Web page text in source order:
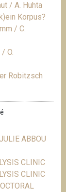
/ A. Huhta
Korpus?
/ C.
O.
Robitzsch
ABBOU
CLINIC
CLINIC